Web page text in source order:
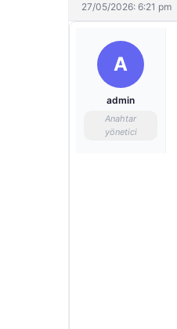
27/05/2026: 6:21 pm
A
admin
Anahtar
yönetici